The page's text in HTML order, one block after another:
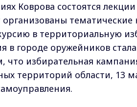
Коврова состоятся
организованы
в территориальную
в городе оружейников
что избирательная
территорий области, 13